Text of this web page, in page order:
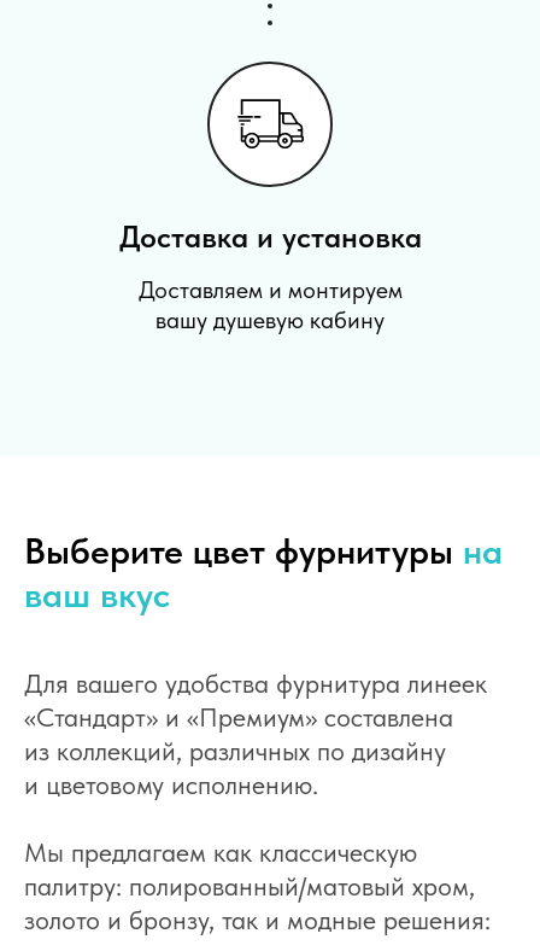
Доставка и установка
Доставляем и монтируем
вашу душевую кабину
Выберите цвет фурнитуры на
ваш вкус
Для вашего удобства фурнитура линеек
«Стандарт» и «Премиум» составлена
из коллекций, различных по дизайну
и цветовому исполнению.
Мы предлагаем как классическую
палитру: полированный/матовый хром,
золото и бронзу, так и модные решения: